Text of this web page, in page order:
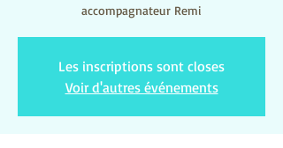
Les inscriptions sont closes
Voir d'autres événements